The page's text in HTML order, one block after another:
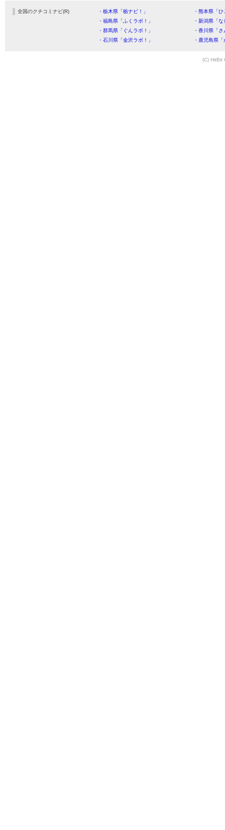
全国のクチコミナビ(R) ・栃木県「栃ナビ！」
・熊本県「
・福島県「ふくラボ！」
・新潟県「
・群馬県「ぐんラボ！」
・香川県「
・石川県「金沢ラボ！」
・鹿児島県
(C) HitBit